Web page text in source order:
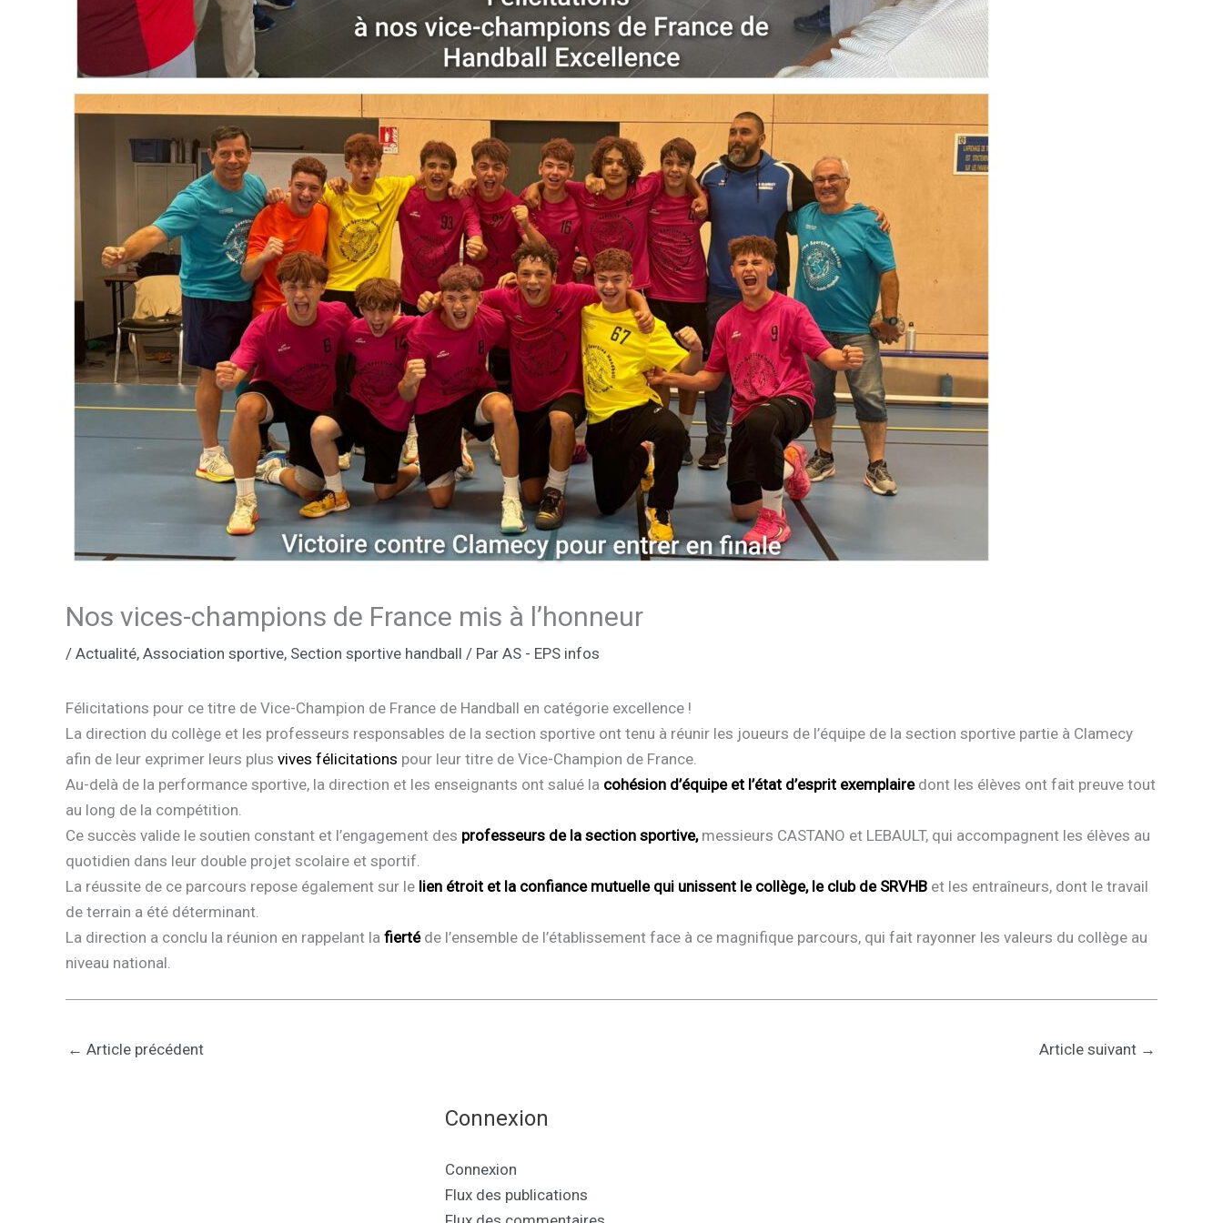
Nos vices-champions de France mis à l’honneur
/ Actualité, Association sportive, Section sportive handball / Par AS - EPS infos
Félicitations pour ce titre de Vice-Champion de France de Handball en catégorie excellence !
La direction du collège et les professeurs responsables de la section sportive ont tenu à réunir les joueurs de l’équipe de la section sportive partie à Clamecy
afin de leur exprimer leurs plus vives félicitations pour leur titre de Vice-Champion de France.
​Au-delà de la performance sportive, la direction et les enseignants ont salué la cohésion d’équipe et l’état d’esprit exemplaire dont les élèves ont fait preuve tout
au long de la compétition.
​Ce succès valide le soutien constant et l’engagement des professeurs de la section sportive,messieurs CASTANO et LEBAULT, qui accompagnent les élèves au
quotidien dans leur double projet scolaire et sportif.
​La réussite de ce parcours repose également sur le lien étroit et la confiance mutuelle qui unissent le collège, le club de SRVHB et les entraîneurs, dont le travail
de terrain a été déterminant.
​La direction a conclu la réunion en rappelant la fierté de l’ensemble de l’établissement face à ce magnifique parcours, qui fait rayonner les valeurs du collège au
niveau national.
← Article précédent Article suivant →
Connexion
Connexion
Flux des publications